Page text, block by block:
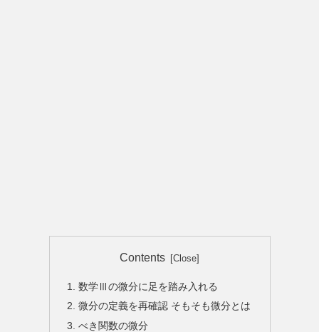
Contents
数学Ⅲの微分に足を踏み入れる
微分の定義を再確認 そもそも微分とは
べき関数の微分